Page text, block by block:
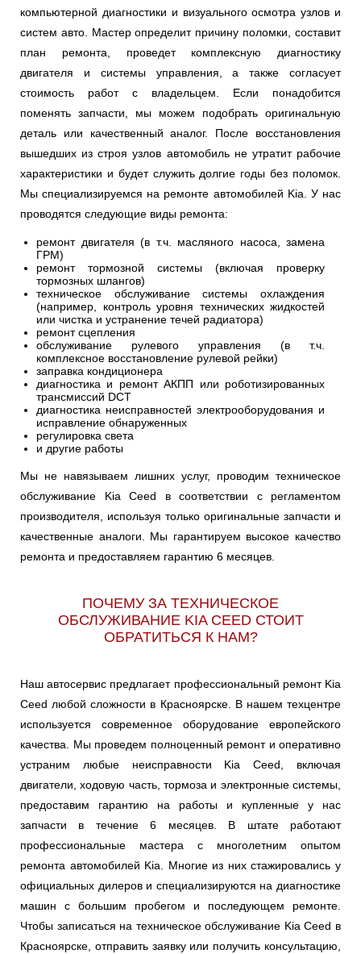
компьютерной диагностики и визуального осмотра узлов и
систем авто. Мастер определит причину поломки, составит
план ремонта, проведет комплексную диагностику
двигателя и системы управления, а также согласует
стоимость работ с владельцем. Если понадобится
поменять запчасти, мы можем подобрать оригинальную
деталь или качественный аналог. После восстановления
вышедших из строя узлов автомобиль не утратит рабочие
характеристики и будет служить долгие годы без поломок.
Мы специализируемся на ремонте автомобилей Kia. У нас
проводятся следующие виды ремонта:
ремонт двигателя (в т.ч. масляного насоса, замена
ГРМ)
ремонт тормозной системы (включая проверку
тормозных шлангов)
техническое обслуживание системы охлаждения
(например, контроль уровня технических жидкостей
или чистка и устранение течей радиатора)
ремонт сцепления
обслуживание рулевого управления (в т.ч.
комплексное восстановление рулевой рейки)
заправка кондиционера
диагностика и ремонт АКПП или роботизированных
трансмиссий DCT
диагностика неисправностей электрооборудования и
исправление обнаруженных
регулировка света
и другие работы
Мы не навязываем лишних услуг, проводим техническое
обслуживание Kia Ceed в соответствии с регламентом
производителя, используя только оригинальные запчасти и
качественные аналоги. Мы гарантируем высокое качество
ремонта и предоставляем гарантию 6 месяцев.
ПОЧЕМУ ЗА ТЕХНИЧЕСКОЕ
ОБСЛУЖИВАНИЕ KIA CEED СТОИТ
ОБРАТИТЬСЯ К НАМ?
Наш автосервис предлагает профессиональный ремонт Kia
Ceed любой сложности в Красноярске. В нашем техцентре
используется современное оборудование европейского
качества. Мы проведем полноценный ремонт и оперативно
устраним любые неисправности Kia Ceed, включая
двигатели, ходовую часть, тормоза и электронные системы,
предоставим гарантию на работы и купленные у нас
запчасти в течение 6 месяцев. В штате работают
профессиональные мастера с многолетним опытом
ремонта автомобилей Kia. Многие из них стажировались у
официальных дилеров и специализируются на диагностике
машин с большим пробегом и последующем ремонте.
Чтобы записаться на техническое обслуживание Kia Ceed в
Красноярске, отправить заявку или получить консультацию,